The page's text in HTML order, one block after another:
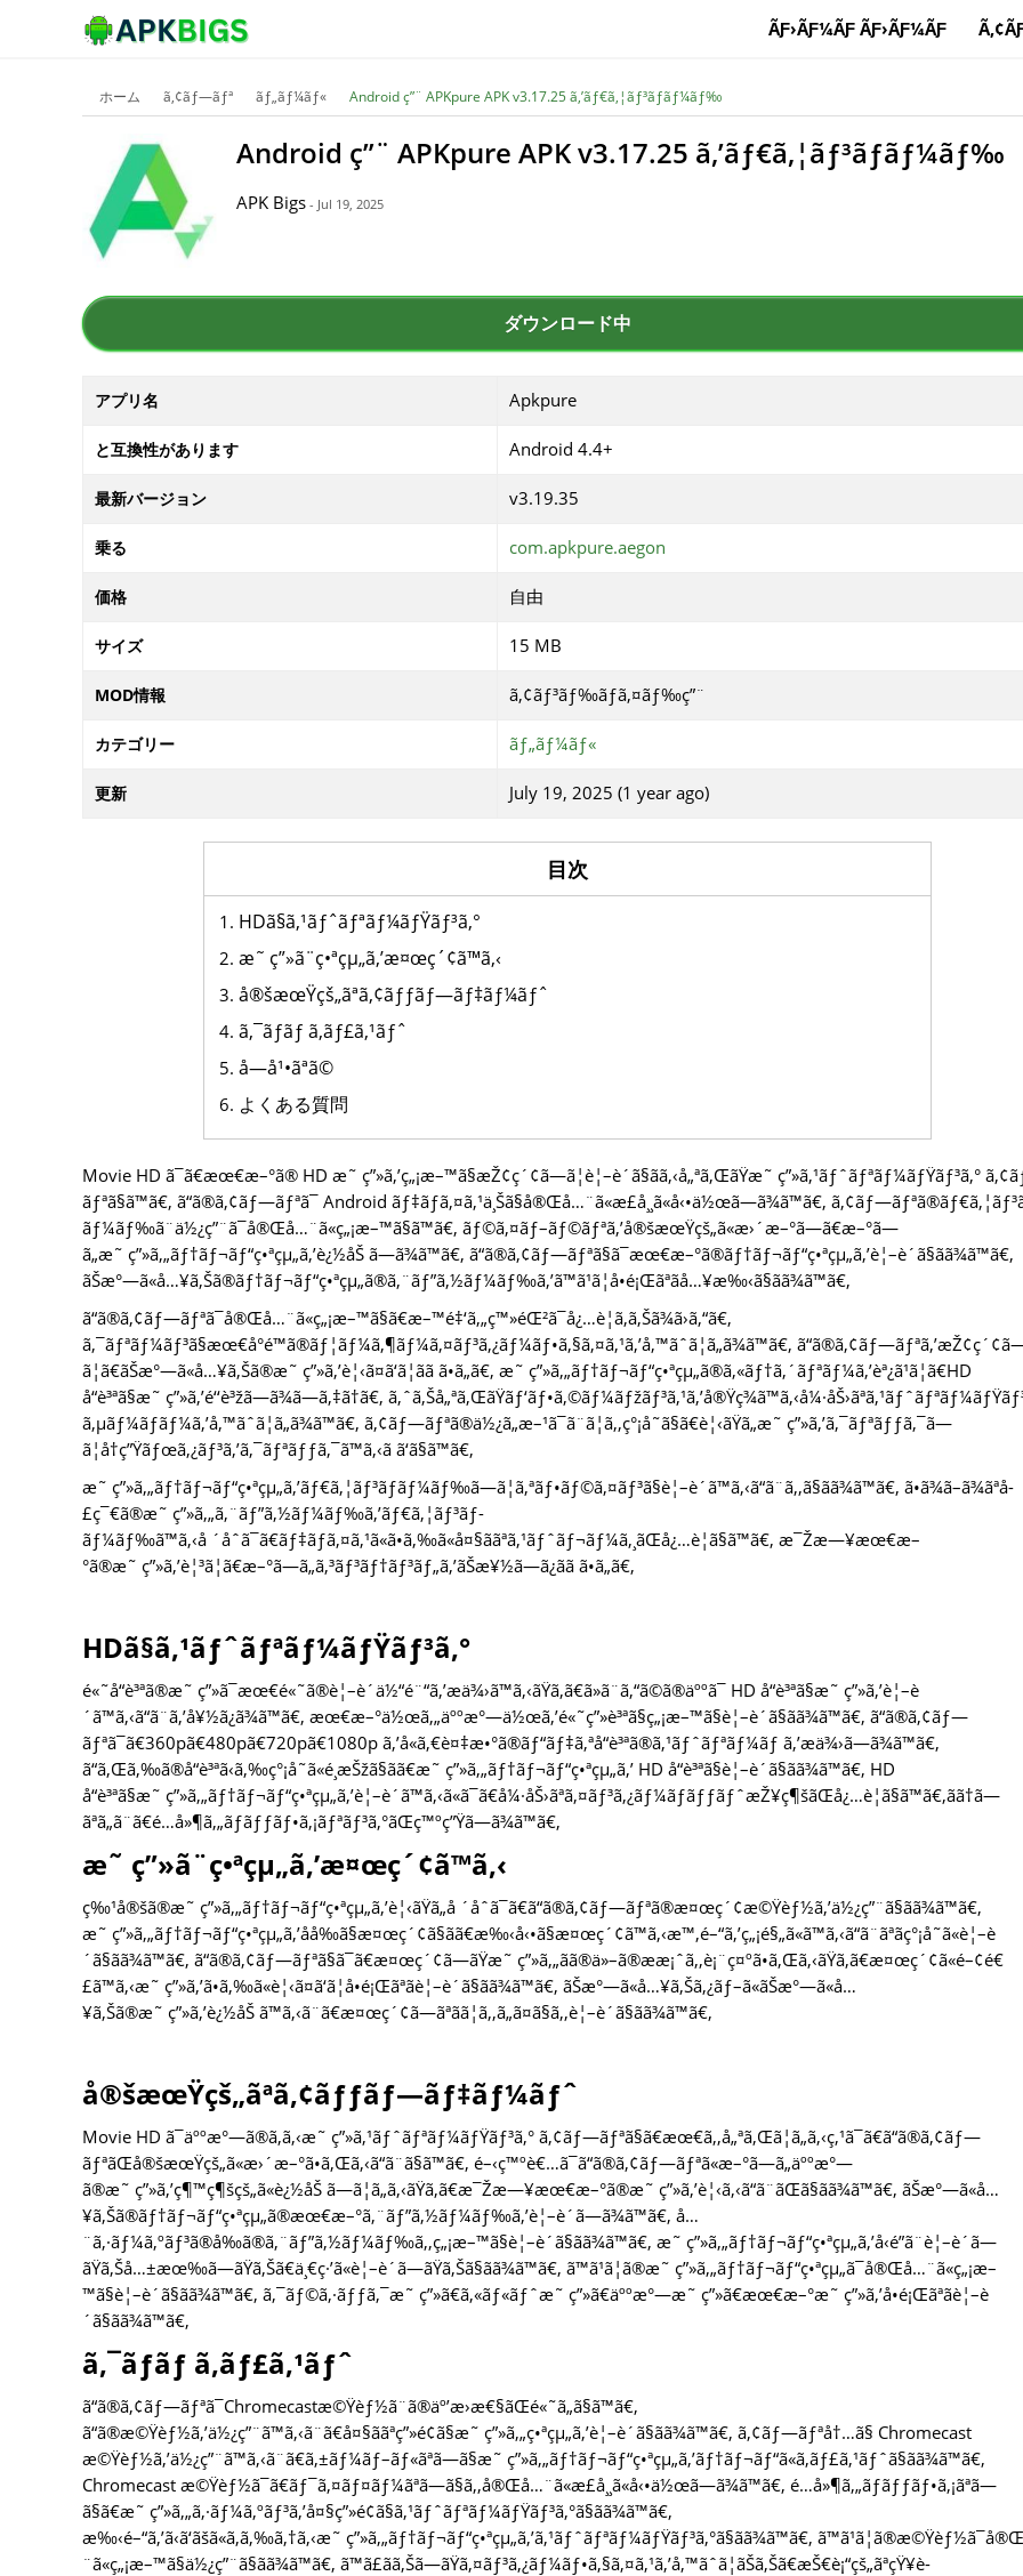
ÃƑ›ÃƑ¼ÃƑ ÃƑ›ÃƑ¼ÃƑ
ホーム ã‚¢ãƒ—ãƒª ãƒ„ãƒ¼ãƒ« Android ç”¨ APKpure APK v3.17.25 ã‚’ãƒ€ã‚¦ãƒ³ãƒ­ãƒ¼ãƒ‰
Android ç”¨ APKpure APK v3.17.25 ã‚’ãƒ€ã‚¦ãƒ³ãƒ­ãƒ¼ãƒ‰
APK Bigs - Jul 19, 2025
ダウンロード中
アプリ名 Apkpure
と互換性があります Android 4.4+
最新バージョン v3.19.35
乗る com.apkpure.aegon
価格 自由
サイズ 15 MB
MOD情報 ã‚¢ãƒ³ãƒ‰ãƒ­ã‚¤ãƒ‰ç”¨
カテゴリー ãƒ„ãƒ¼ãƒ«
更新 July 19, 2025 (1 year ago)
目次
HDã§ã‚¹ãƒˆãƒªãƒ¼ãƒŸãƒ³ã‚°
æ˜ ç”»ã¨ç•ªçµ„ã‚’æ¤œç´¢ã™ã‚‹
å®šæœŸçš„ãªã‚¢ãƒƒãƒ—ãƒ‡ãƒ¼ãƒˆ
ã‚¯ãƒ­ãƒ ã‚­ãƒ£ã‚¹ãƒˆ
å­—å¹•ãªã©
よくある質問
Movie HD ã¯ã€æœ€æ–°ã® HD æ˜ ç”»ã‚’ç„¡æ–™ã§æŽ¢ç´¢ã—ã¦è¦–è´ã§ãã‚‹å„ªã‚ŒãŸæ˜ ç”»ã‚¹ãƒˆãƒªãƒ¼ãƒŸãƒ³ã‚°
ãƒªã§ã™ã€‚ ã“ã®ã‚¢ãƒ—ãƒªã¯ Android ãƒ‡ãƒã‚¤ã‚¹ä¸Šã§å®Œå…¨ã«æ­£å¸¸ã«å‹•ä½œã—ã¾ã™ã€‚
ãƒ¼ãƒ‰ã¨ä½¿ç”¨ã¯å®Œå…¨ã«ç„¡æ–™ã§ã™ã€‚ ãƒ©ã‚¤ãƒ–ãƒ©ãƒªã‚’å®šæœŸçš„ã«æ›´æ–°ã—ã€æ–°ã—
ã„æ˜ ç”»ã‚„ãƒ†ãƒ¬ãƒ“ç•ªçµ„ã‚’è¿½åŠ ã—ã¾ã™ã€‚ ã“ã®ã‚¢ãƒ—ãƒªã§ã¯æœ€æ–°ã®ãƒ†ãƒ¬ãƒ“ç•ªçµ„ã‚’è¦–è´ã§ãã¾ã™ã€‚
ãŠæ°—ã«å…¥ã‚Šã®ãƒ†ãƒ¬ãƒ“ç•ªçµ„ã®ã‚¨ãƒ”ã‚½ãƒ¼ãƒ‰ã‚’ã™ã¹ã¦å•é¡Œãªãå…¥æ‰‹ã§ãã¾ã™ã€‚
ã“ã®ã‚¢ãƒ—ãƒªã¯å®Œå…¨ã«ç„¡æ–™ã§ã€æ–™é‡‘ã‚„ç™»éŒ²ã¯å¿…è¦ã‚ã‚Šã¾ã›ã‚“ã€‚
ã‚¯ãƒªãƒ¼ãƒ³ã§æœ€å°é™ã®ãƒ¦ãƒ¼ã‚¶ãƒ¼ã‚¤ãƒ³ã‚¿ãƒ¼ãƒ•ã‚§ã‚¤ã‚¹ã‚’å‚™ãˆã¦ã„ã¾ã™ã€‚
ã¦ã€ãŠæ°—ã«å…¥ã‚Šã®æ˜ ç”»ã‚’è¦‹ã¤ã‘ã¦ãã ã•ã„ã€‚ æ˜ ç”»ã‚„ãƒ†ãƒ¬ãƒ“ç•ªçµ„ã®ã‚«ãƒ†ã‚´ãƒªãƒ¼ã‚’èª¿ã¹ã¦ã€HD
å“è³ªã§æ˜ ç”»ã‚’é‘‘è³žã—ã¾ã—ã‚‡ã†ã€‚
ã‚µãƒ¼ãƒãƒ¼ã‚’å‚™ãˆã¦ã„ã¾ã™ã€‚ ã‚¢ãƒ—ãƒªã®ä½¿ã„æ–¹ã¯ã¨ã¦ã‚‚ç°¡å˜ã§ã€è¦‹ãŸã„æ˜ ç”»ã‚’ã‚¯ãƒªãƒƒã‚¯ã—
ã¦å†ç”Ÿãƒœã‚¿ãƒ³ã‚’ã‚¯ãƒªãƒƒã‚¯ã™ã‚‹ã ã‘ã§ã™ã€‚
æ˜ ç”»ã‚„ãƒ†ãƒ¬ãƒ“ç•ªçµ„ã‚’ãƒ€ã‚¦ãƒ³ãƒ­ãƒ¼ãƒ‰ã—ã¦ã‚ªãƒ•ãƒ©ã‚¤ãƒ³ã§è¦–è´ã™ã‚‹ã“ã¨ã‚‚ã§ãã¾ã™ã€‚ ã•ã¾ã–ã¾ãªå­
£ç¯€ã®æ˜ ç”»ã‚„ã‚¨ãƒ”ã‚½ãƒ¼ãƒ‰ã‚’ãƒ€ã‚¦ãƒ³ãƒ­
ãƒ¼ãƒ‰ã™ã‚‹å ´åˆã¯ã€ãƒ‡ãƒã‚¤ã‚¹ã«ã•ã‚‰ã«å¤§ããªã‚¹ãƒˆãƒ¬ãƒ¼ã‚¸ãŒå¿…è¦ã§ã™ã€‚ æ¯Žæ—¥æœ€æ–
°ã®æ˜ ç”»ã‚’è¦³ã¦ã€æ–°ã—ã„ã‚³ãƒ³ãƒ†ãƒ³ãƒ„ã‚’ãŠæ¥½ã—ã¿ãã ã•ã„ã€‚
HDã§ã‚¹ãƒˆãƒªãƒ¼ãƒŸãƒ³ã‚°
é«˜å“è³ªã®æ˜ ç”»ã¯æœ€é«˜ã®è¦–è´ä½“é¨“ã‚’æä¾›ã™ã‚‹ãŸã‚ã€ã»ã¨ã‚“ã©ã®äººã¯ HD å“è³ªã§æ˜ ç”»ã‚’è¦–è
´ã™ã‚‹ã“ã¨ã‚’å¥½ã¿ã¾ã™ã€‚ æœ€æ–°ä½œã‚„äººæ°—ä½œã‚’é«˜ç”»è³ªã§ç„¡æ–™ã§è¦–è´ã§ãã¾ã™ã€‚ ã“ã®ã‚¢ãƒ—
ãƒªã¯ã€360pã€480pã€720pã€1080p ã‚’å«ã‚€è¤‡æ•°ã®ãƒ“ãƒ‡ã‚ªå“è³ªã®ã‚¹ãƒˆãƒªãƒ¼ãƒ ã‚’æä¾›ã—ã¾ã™ã€‚
ã“ã‚Œã‚‰ã®å“è³ªã‹ã‚‰ç°¡å˜ã«é¸æŠžã§ãã€æ˜ ç”»ã‚„ãƒ†ãƒ¬ãƒ“ç•ªçµ„ã‚’ HD å“è³ªã§è¦–è´ã§ãã¾ã™ã€‚ HD
å“è³ªã§æ˜ ç”»ã‚„ãƒ†ãƒ¬ãƒ“ç•ªçµ„ã‚’è¦–è´ã™ã‚‹ã«ã¯ã€å¼·åŠ›ãªã‚¤ãƒ³ã‚¿ãƒ¼ãƒãƒƒãƒˆæŽ¥ç¶šãŒå¿…è¦ã§ã™ã€‚ãã†ã—
ãªã„ã¨ã€é…å»¶ã‚„ãƒãƒƒãƒ•ã‚¡ãƒªãƒ³ã‚°ãŒç™ºç”Ÿã—ã¾ã™ã€‚
æ˜ ç”»ã¨ç•ªçµ„ã‚’æ¤œç´¢ã™ã‚‹
ç‰¹å®šã®æ˜ ç”»ã‚„ãƒ†ãƒ¬ãƒ“ç•ªçµ„ã‚’è¦‹ãŸã„å ´åˆã¯ã€ã“ã®ã‚¢ãƒ—ãƒªã®æ¤œç´¢æ©Ÿèƒ½ã‚’ä½¿ç”¨ã§ãã¾ã™ã€‚
æ˜ ç”»ã‚„ãƒ†ãƒ¬ãƒ“ç•ªçµ„ã‚’åå‰ã§æ¤œç´¢ã§ãã€æ‰‹å‹•ã§æ¤œç´¢ã™ã‚‹æ™‚é–“ã‚’ç„¡é§„ã«ã™ã‚‹ã“ã¨ãªãç°¡å˜ã«è¦–è
´ã§ãã¾ã™ã€‚ ã“ã®ã‚¢ãƒ—ãƒªã§ã¯ã€æ¤œç´¢ã—ãŸæ˜ ç”»ã‚„ãã®ä»–ã®ææ¡ˆã‚‚è¡¨ç¤ºã•ã‚Œã‚‹ãŸã‚ã€æ¤œç´¢ã«é–¢é€
£ã™ã‚‹æ˜ ç”»ã‚’ã•ã‚‰ã«è¦‹ã¤ã‘ã¦å•é¡Œãªãè¦–è´ã§ãã¾ã™ã€‚ ãŠæ°—ã«å…¥ã‚Šã‚¿ãƒ–ã«ãŠæ°—ã«å…
¥ã‚Šã®æ˜ ç”»ã‚’è¿½åŠ ã™ã‚‹ã¨ã€æ¤œç´¢ã—ãªãã¦ã‚‚ã„ã¤ã§ã‚‚è¦–è´ã§ãã¾ã™ã€‚
å®šæœŸçš„ãªã‚¢ãƒƒãƒ—ãƒ‡ãƒ¼ãƒˆ
Movie HD ã¯äººæ°—ã®ã‚ã‚‹æ˜ ç”»ã‚¹ãƒˆãƒªãƒ¼ãƒŸãƒ³ã‚° ã‚¢ãƒ—ãƒªã§ã€æœ€ã‚‚å„ªã‚Œã¦ã„ã‚‹ç‚¹ã¯ã€ã“ã®ã‚¢ãƒ—
ãƒªãŒå®šæœŸçš„ã«æ›´æ–°ã•ã‚Œã‚‹ã“ã¨ã§ã™ã€‚ é–‹ç™ºè€…ã¯ã“ã®ã‚¢ãƒ—ãƒªã«æ–°ã—ã„äººæ°—
ã®æ˜ ç”»ã‚’ç¶™ç¶šçš„ã«è¿½åŠ ã—ã¦ã„ã‚‹ãŸã‚ã€æ¯Žæ—¥æœ€æ–°ã®æ˜ ç”»ã‚’è¦‹ã‚‹ã“ã¨ãŒã§ãã¾ã™ã€‚ ãŠæ°—ã«å…
¥ã‚Šã®ãƒ†ãƒ¬ãƒ“ç•ªçµ„ã®æœ€æ–°ã‚¨ãƒ”ã‚½ãƒ¼ãƒ‰ã‚’è¦–è´ã—ã¾ã™ã€‚ å…
¨ã‚·ãƒ¼ã‚ºãƒ³ã®å‰ã®ã‚¨ãƒ”ã‚½ãƒ¼ãƒ‰ã‚‚ç„¡æ–™ã§è¦–è´ã§ãã¾ã™ã€‚ æ˜ ç”»ã‚„ãƒ†ãƒ¬ãƒ“ç•ªçµ„ã‚’å‹é”ã¨è¦–è´ã—
ãŸã‚Šå…±æœ‰ã—ãŸã‚Šã€ä¸€ç·’ã«è¦–è´ã—ãŸã‚Šã§ãã¾ã™ã€‚ ã™ã¹ã¦ã®æ˜ ç”»ã‚„ãƒ†ãƒ¬ãƒ“ç•ªçµ„ã¯å®Œå…¨ã«ç„¡æ–
™ã§è¦–è´ã§ãã¾ã™ã€‚ ã‚¯ãƒ©ã‚·ãƒƒã‚¯æ˜ ç”»ã€ã‚«ãƒ«ãƒˆæ˜ ç”»ã€äººæ°—æ˜ ç”»ã€æœ€æ–°æ˜ ç”»ã‚’å•é¡Œãªãè¦–è
´ã§ãã¾ã™ã€‚
ã‚¯ãƒ­ãƒ ã‚­ãƒ£ã‚¹ãƒˆ
ã“ã®ã‚¢ãƒ—ãƒªã¯Chromecastæ©Ÿèƒ½ã¨ã®äº’æ›æ€§ãŒé«˜ã„ã§ã™ã€‚
ã“ã®æ©Ÿèƒ½ã‚’ä½¿ç”¨ã™ã‚‹ã¨ã€å¤§ããªç”»é¢ã§æ˜ ç”»ã‚„ç•ªçµ„ã‚’è¦–è´ã§ãã¾ã™ã€‚ ã‚¢ãƒ—ãƒªå†…ã§ Chromecast
æ©Ÿèƒ½ã‚’ä½¿ç”¨ã™ã‚‹ã¨ã€ã‚±ãƒ¼ãƒ–ãƒ«ãªã—ã§æ˜ ç”»ã‚„ãƒ†ãƒ¬ãƒ“ç•ªçµ„ã‚’ãƒ†ãƒ¬ãƒ“ã«ã‚­ãƒ£ã‚¹ãƒˆã§ãã¾ã™ã€‚
Chromecast æ©Ÿèƒ½ã¯ã€ãƒ¯ã‚¤ãƒ¤ãƒ¼ãªã—ã§ã‚‚å®Œå…¨ã«æ­£å¸¸ã«å‹•ä½œã—ã¾ã™ã€‚ é…å»¶ã‚„ãƒãƒƒãƒ•ã‚¡ãªã—
ã§ã€æ˜ ç”»ã‚„ã‚·ãƒ¼ã‚ºãƒ³ã‚’å¤§ç”»é¢ã§ã‚¹ãƒˆãƒªãƒ¼ãƒŸãƒ³ã‚°ã§ãã¾ã™ã€‚
æ‰‹é–“ã‚’ã‹ã‘ãšã«ã‚ã‚‰ã‚†ã‚‹æ˜ ç”»ã‚„ãƒ†ãƒ¬ãƒ“ç•ªçµ„ã‚’ã‚¹ãƒˆãƒªãƒ¼ãƒŸãƒ³ã‚°ã§ãã¾ã™ã€‚
¨ã«ç„¡æ–™ã§ä½¿ç”¨ã§ãã¾ã™ã€‚ ã™ã£ãã‚Šã—ãŸã‚¤ãƒ³ã‚¿ãƒ¼ãƒ•ã‚§ã‚¤ã‚¹ã‚’å‚™ãˆã¦ãŠã‚Šã€æŠ€è¡“çš„ãªçŸ¥è­